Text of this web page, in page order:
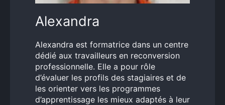
Alexandra
Alexandra est formatrice dans un centre
dédié aux travailleurs en reconversion
professionnelle. Elle a pour rôle
d’évaluer les profils des stagiaires et de
les orienter vers les programmes
d’apprentissage les mieux adaptés à leur